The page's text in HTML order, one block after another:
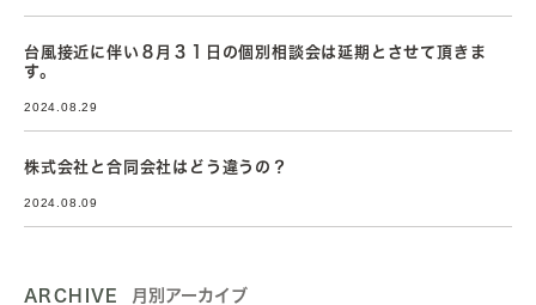
台風接近に伴い８月３１日の個別相談会は延期とさせて頂きま
す。
2024.08.29
株式会社と合同会社はどう違うの？
2024.08.09
ARCHIVE 月別アーカイブ